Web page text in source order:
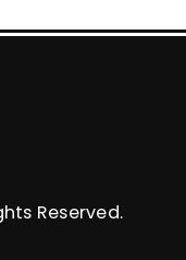
Reserved.